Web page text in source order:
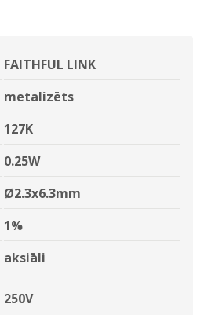
FAITHFUL LINK
metalizēts
127K
0.25W
Ø2.3x6.3mm
1%
aksiāli
250V